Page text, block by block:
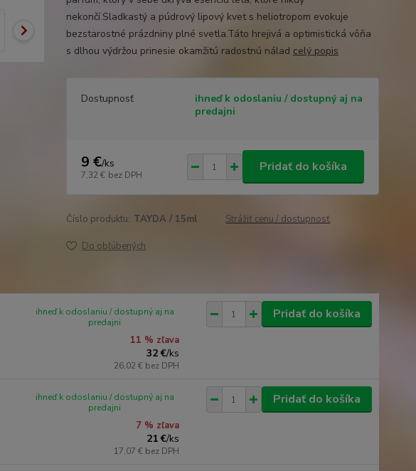
nekončí.Sladkastý a púdrový lipový kvet s heliotropom evokuje
bezstarostné prázdniny plné svetla.Táto hrejivá a optimistická vôňa
s dlhou výdržou prinesie okamžitú radostnú nálad celý popis
Dostupnosť
ihneď k odoslaniu / dostupný aj na
predajni
9 €/ks
7,32 € bez DPH
Pridať do košíka
Číslo produktu: TAYDA / 15ml Strážiť cenu / dostupnosť
Do obľúbených
11 % zľava
32 €/ks
26,02 € bez DPH
ihneď k odoslaniu / dostupný aj na
predajni
Pridať do košíka
7 % zľava
21 €/ks
17,07 € bez DPH
ihneď k odoslaniu / dostupný aj na
predajni
Pridať do košíka